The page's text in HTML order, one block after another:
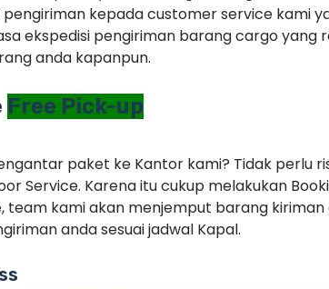
kepada customer service kami
ekspedisi pengiriman barang cargo yang
anda kapanpun.
Free Pick-up
paket ke Kantor kami? Tidak perlu
Service. Karena itu cukup melakukan
kami akan menjemput barang kiriman
anda sesuai jadwal Kapal.